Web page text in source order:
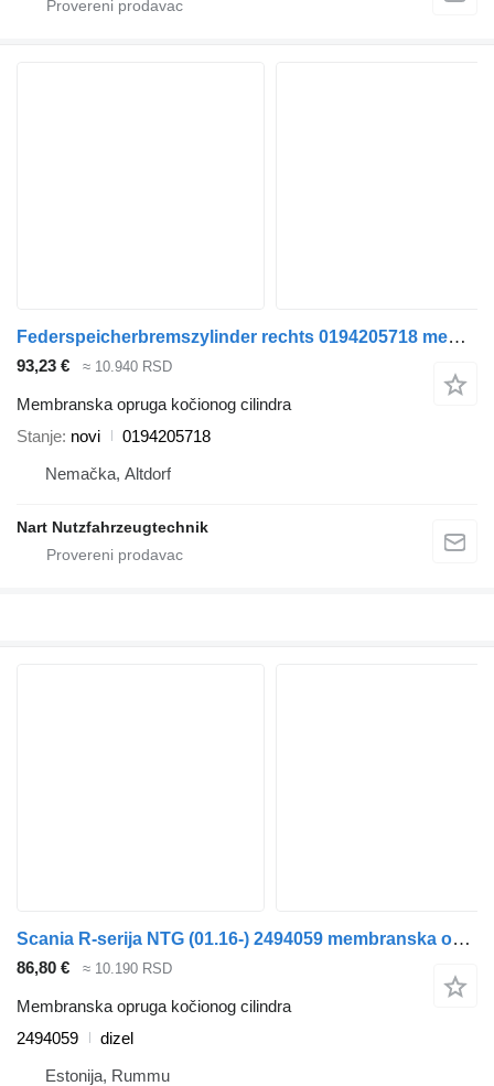
Federspeicherbremszylinder rechts 0194205718 membranska opruga kočionog cilindra za DAF MERCEDES kamiona
93,23 € ≈ 10.940 RSD
Membranska opruga kočionog cilindra
Stanje novi
0194205718
Nemačka, Altdorf
Nart Nutzfahrzeugtechnik
Scania R-seriјa NTG (01.16-) 2494059 membranska opruga kočionog cilindra za Scania R-Series NTG (01.16-) kamiona
86,80 € ≈ 10.190 RSD
Membranska opruga kočionog cilindra
2494059
dizel
Estonija, Rummu